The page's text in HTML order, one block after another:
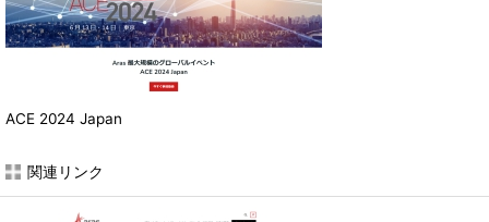
ACE 2024 Japan
関連リンク